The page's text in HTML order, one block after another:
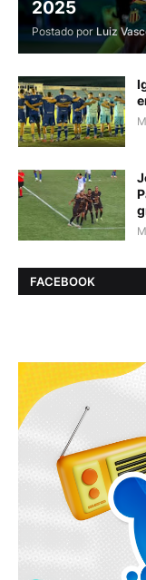
2025
Postado por Luiz
FACEBOOK